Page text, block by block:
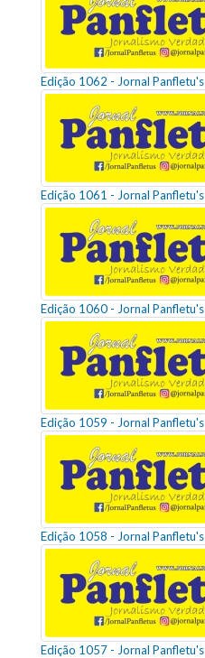
Edição 1062 - Jornal Panfletu's
Edição 1061 - Jornal Panfletu's
Edição 1060 - Jornal Panfletu's
Edição 1059 - Jornal Panfletu's
Edição 1058 - Jornal Panfletu's
Edição 1057 - Jornal Panfletu's